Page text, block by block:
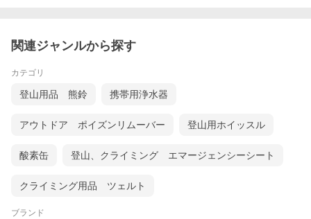
関連ジャンルから探す
カテゴリ
登山用品 熊鈴 携帯用浄水器
アウトドア ポイズンリムーバー 登山用ホイッスル
酸素缶 登山、クライミング エマージェンシーシート
クライミング用品 ツェルト
ブランド